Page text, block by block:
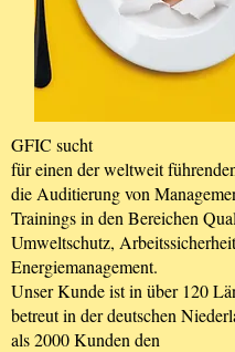
GFIC sucht
für einen der weltweit
die Auditierung von
Trainings in den Bereichen
Umweltschutz,
Energiemanagement.
Unser Kunde ist in über 120
betreut in der deutschen
als 2000 Kunden den